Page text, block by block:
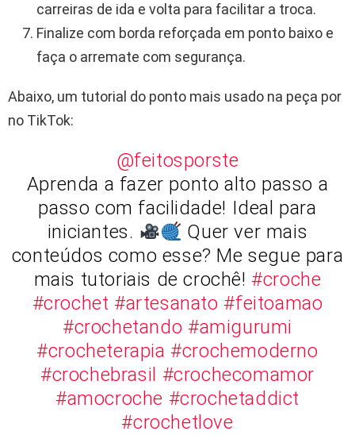
carreiras de ida e volta para facilitar a troca.
Finalize com borda reforçada em ponto baixo e
faça o arremate com segurança.
Abaixo, um tutorial do ponto mais usado na peça por
no TikTok:
@feitosporste
Aprenda a fazer ponto alto passo a
passo com facilidade! Ideal para
iniciantes.
Quer ver mais
conteúdos como esse? Me segue para
mais tutoriais de crochê! #croche
#crochet #artesanato #feitoamao
#crochetando #amigurumi
#crocheterapia #crochemoderno
#crochebrasil #crochecomamor
#amocroche #crochetaddict
#crochetlove